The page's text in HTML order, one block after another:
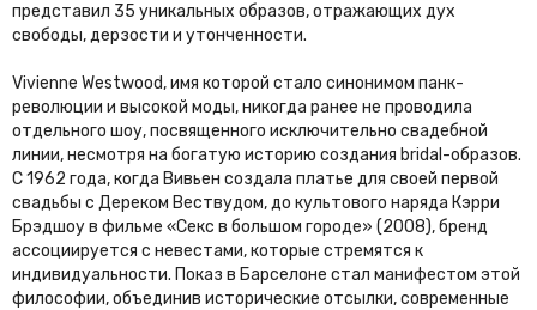
представил 35 уникальных образов, отражающих дух
свободы, дерзости и утонченности.
Vivienne Westwood, имя которой стало синонимом панк-
революции и высокой моды, никогда ранее не проводила
отдельного шоу, посвященного исключительно свадебной
линии, несмотря на богатую историю создания bridal-образов.
С 1962 года, когда Вивьен создала платье для своей первой
свадьбы с Дереком Вествудом, до культового наряда Кэрри
Брэдшоу в фильме «Секс в большом городе» (2008), бренд
ассоциируется с невестами, которые стремятся к
индивидуальности. Показ в Барселоне стал манифестом этой
философии, объединив исторические отсылки, современные